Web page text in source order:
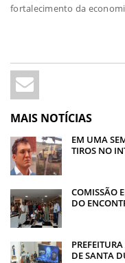
fortalecimento da
MAIS NOTÍCIAS
EM UMA
TIROS NO
COMISSÃO
DO
DE SANTA